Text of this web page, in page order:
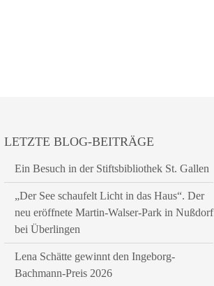
LETZTE BLOG-BEITRÄGE
Ein Besuch in der Stiftsbibliothek St. Gallen
„Der See schaufelt Licht in das Haus“. Der
neu eröffnete Martin-Walser-Park in Nußdorf
bei Überlingen
Lena Schätte gewinnt den Ingeborg-
Bachmann-Preis 2026